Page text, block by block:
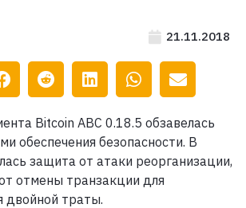
21.11.2018
Bitcoin ABC 0.18.5 обзавелась
обеспечения безопасности. В
защита от атаки реорганизации,
отмены транзакции для
двойной траты.